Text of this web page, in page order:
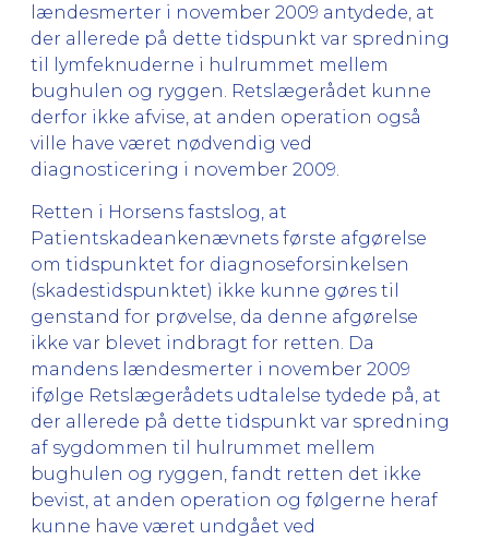
lændesmerter i november 2009 antydede, at
der allerede på dette tidspunkt var spredning
til lymfeknuderne i hulrummet mellem
bughulen og ryggen. Retslægerådet kunne
derfor ikke afvise, at anden operation også
ville have været nødvendig ved
diagnosticering i november 2009.
Retten i Horsens fastslog, at
Patientskadeankenævnets første afgørelse
om tidspunktet for diagnoseforsinkelsen
(skadestidspunktet) ikke kunne gøres til
genstand for prøvelse, da denne afgørelse
ikke var blevet indbragt for retten. Da
mandens lændesmerter i november 2009
ifølge Retslægerådets udtalelse tydede på, at
der allerede på dette tidspunkt var spredning
af sygdommen til hulrummet mellem
bughulen og ryggen, fandt retten det ikke
bevist, at anden operation og følgerne heraf
kunne have været undgået ved